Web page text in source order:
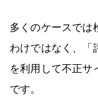
多くのケースでは
わけではなく、「
を利用して不正サ
です。